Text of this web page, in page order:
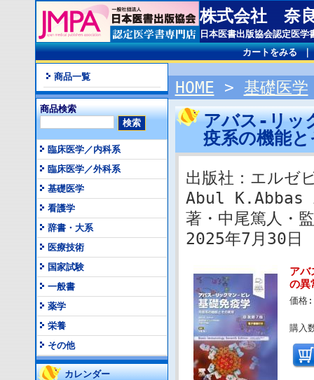
株式会社 奈
日本医書出版協会認定医
カートをみる
商品一覧
商品検索
臨床医学／内科系
臨床医学／外科系
基礎医学
看護学
辞書・大系
医療技術
国家試験
一般書
薬学
栄養
その他
カレンダー
HOME > 基礎医学
アバス-リ
疫系の機能
出版社：エルゼ
Abul
著・中尾篤人・
2025年7月30日
ア
の異
価格:
購入